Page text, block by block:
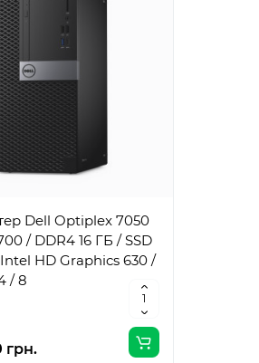
Dell Optiplex 7050
/ DDR4 16 ГБ / SSD
HD Graphics 630 /
/ 8
грн.